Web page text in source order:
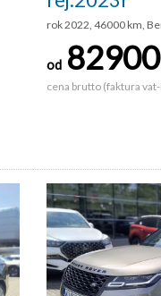
rok 2022, 46000 km,
od 82900
cena brutto (faktura